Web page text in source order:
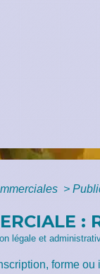
>
:
légale et
forme ou